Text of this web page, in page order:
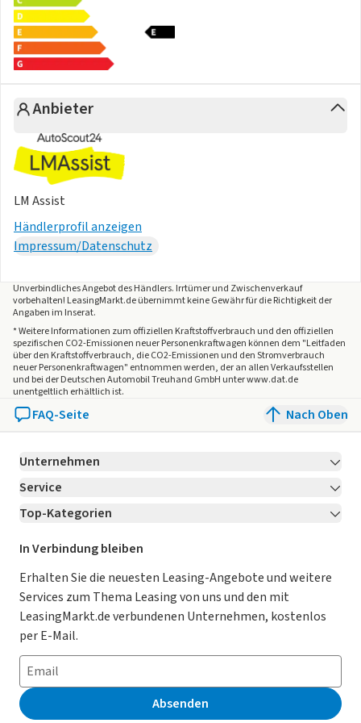
geteilt umklappbar, Neigung
einstellbar; mit Durchlademöglichkeit
Mittelarmlehne vorn
Ambientebeleuchtung 30-farbig, in der Instrumententafel
Dekoreinlagen vorn durchleuchtet
Pedale in Edelstahl gebürstet
Mittelkonsole gepolstert
Einstiegsleisten vorn in Aluminium
Sport-Komfortsitze vorn
Lendenwirbelstützen vorn pneumatisch einstellbar
Dekor-Set "R-Line", durchleuchtet
Spiegeleinstell- und Fensterheberschalter mit
Gepäckraumboden in 2 Höhen einstellbar, für ebene
Ladefläche
Wärmeschutzverglasung grün, seitlich und hinten
Klimaanlage "Air Care Climatronic" mit Aktiv-Kombifilter,
Bedienelementen hinten und
3-Zonen-Temperaturregelung
230-V-Steckdose im Gepäckraum, 12-V-Steckdose in der
Mittelkonsole vorn
"Atmospheres"
Schlüsselloses Schließ- und Startsystem "Keyless Access",
und Entriegelung, SAFE-Verriegelung
12-V-Steckdose im Gepäckraum
Dachreling silber eloxiert
"Easy Open & Close" - Heckklappe mit sensorgesteuerter
Öffnung und Schließung,
mit Fernentriegelung
Nichtraucherausführung - Ablagefach und 12-V-Steckdose
vorn
Frontscheibe in Verbundsicherheitsglas, wärmedämmend
Reifendruck-Kontrollsystem
Tire Mobility Set: 12-Volt-Kompressor und
Anbieter
LM Assist
Händlerprofil anzeigen
Impressum/Datenschutz
Unverbindliches Angebot desHändlers. Irrtümer und Zwischenverkauf
vorbehalten! LeasingMarkt.de übernimmt keine Gewähr für die Richtigkeit der
Angaben im Inserat.
* Weitere Informationen zum offiziellen Kraftstoffverbrauch und den offiziellen
spezifischen CO2-Emissionen neuer Personenkraftwagen können dem "Leitfaden
über den Kraftstoffverbrauch, die CO2-Emissionen und den Stromverbrauch
neuer Personenkraftwagen" entnommen werden, der an allen Verkaufsstellen
und bei der Deutschen Automobil Treuhand GmbH unter www.dat.de
unentgeltlich erhältlich ist.
FAQ-Seite Nach Oben
Unternehmen
Über LeasingMarkt.de
Karriere Jetzt bewerben!
Für Händler
Kooperation mit AutoScout24
AGB
Datenschutz
Impressum
Erklärung zur Barrierefreiheit
Service
Kontakt
Ratgeber
Magazin
Datenschutz-Einstellungen
So funktioniert’s
Häufig gestellte Fragen
Leasing-Lexikon
Top-Kategorien
Leasing Deals
Gebrauchtwagen Leasing
Leasing ohne Anzahlung
E-Auto Leasing
Privatleasing
Leasing-Vergleiche
Herstellerverzeichnis
In Verbindung bleiben
Erhalten Sie die neuesten Leasing-Angebote und weitere
Services zum Thema Leasing von uns und den mit
LeasingMarkt.de verbundenen Unternehmen, kostenlos
per E-Mail.
Absenden